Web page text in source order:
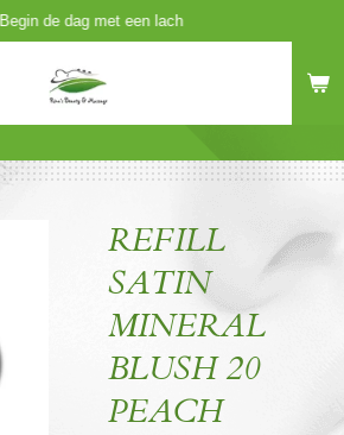
Begin de dag met een lach
REFILL
SATIN
MINERAL
BLUSH 20
PEACH